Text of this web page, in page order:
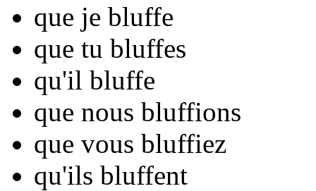
que je bluffe
que tu bluffes
qu'il bluffe
que nous bluffions
que vous bluffiez
qu'ils bluffent